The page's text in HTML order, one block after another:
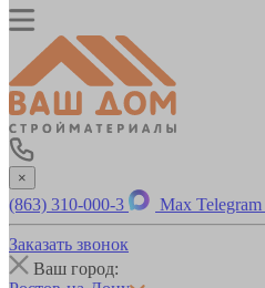
×
(863) 310-000-3 Max Telegram
Заказать звонок
Ваш город: